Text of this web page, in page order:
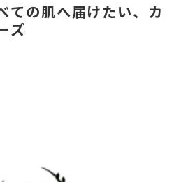
ての肌へ届けたい、カ
ズ